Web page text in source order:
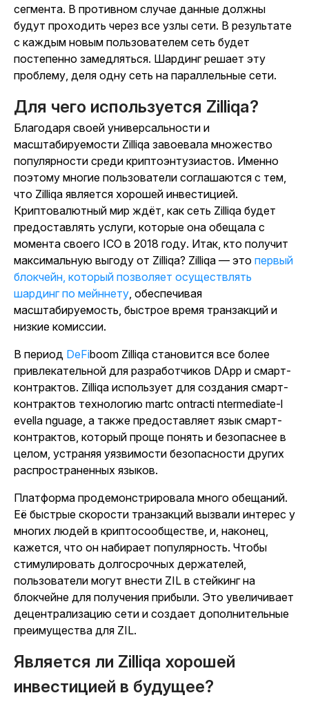
сегмента. В противном случае данные должны
будут проходить через все узлы сети. В результате
с каждым новым пользователем сеть будет
постепенно замедляться. Шардинг решает эту
проблему, деля одну сеть на параллельные сети.
Для чего используется Zilliqa?
Благодаря своей универсальности и
масштабируемости Zilliqa завоевала множество
популярности среди криптоэнтузиастов. Именно
поэтому многие пользователи соглашаются с тем,
что Zilliqa является хорошей инвестицией.
Криптовалютный мир ждёт, как сеть Zilliqa будет
предоставлять услуги, которые она обещала с
момента своего ICO в 2018 году. Итак, кто получит
максимальную выгоду от Zilliqa? Zilliqa — это первый
блокчейн, который позволяет осуществлять
шардинг по мейннету , обеспечивая
масштабируемость, быстрое время транзакций и
низкие комиссии.
В период DeFiboom Zilliqa становится все более
привлекательной для разработчиков DApp и смарт-
контрактов. Zilliqa использует для создания смарт-
контрактов технологию martc ontracti ntermediate-l
evella nguage, а также предоставляет язык смарт-
контрактов, который проще понять и безопаснее в
целом, устраняя уязвимости безопасности других
распространенных языков.
Платформа продемонстрировала много обещаний.
Её быстрые скорости транзакций вызвали интерес у
многих людей в криптосообществе, и, наконец,
кажется, что он набирает популярность. Чтобы
стимулировать долгосрочных держателей,
пользователи могут внести ZIL в стейкинг на
блокчейне для получения прибыли. Это увеличивает
децентрализацию сети и создает дополнительные
преимущества для ZIL.
Является ли Zilliqa хорошей
инвестицией в будущее?